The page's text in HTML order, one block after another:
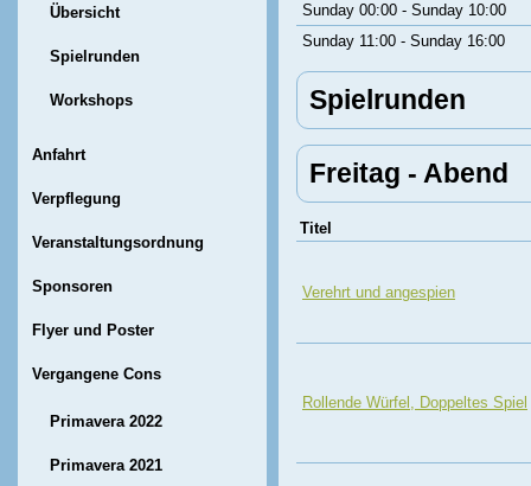
Übersicht
Spielrunden
Workshops
Anfahrt
Verpflegung
Veranstaltungsordnung
Sponsoren
Flyer und Poster
Vergangene Cons
Primavera 2022
Primavera 2021
Sunday 00:00 - Sunday 10:00
Sunday 11:00 - Sunday 16:00
Spielrunden
Freitag - Abend
Titel
Verehrt und angespien
Rollende Würfel, Doppeltes Spiel